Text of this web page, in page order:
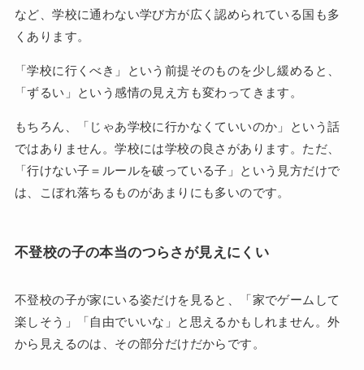
など、学校に通わない学び方が広く認められている国も多
くあります。
「学校に行くべき」という前提そのものを少し緩めると、
「ずるい」という感情の見え方も変わってきます。
もちろん、「じゃあ学校に行かなくていいのか」という話
ではありません。学校には学校の良さがあります。ただ、
「行けない子＝ルールを破っている子」という見方だけで
は、こぼれ落ちるものがあまりにも多いのです。
不登校の子の本当のつらさが見えにくい
不登校の子が家にいる姿だけを見ると、「家でゲームして
楽しそう」「自由でいいな」と思えるかもしれません。外
から見えるのは、その部分だけだからです。